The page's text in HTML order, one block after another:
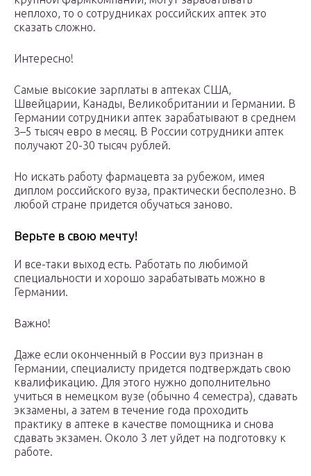
неплохо, то о сотрудниках российских аптек это
сказать сложно.
Интересно!
Самые высокие зарплаты в аптеках США,
Швейцарии, Канады, Великобритании и Германии. В
Германии сотрудники аптек зарабатывают в среднем
3–5 тысяч евро в месяц. В России сотрудники аптек
получают 20-30 тысяч рублей.
Но искать работу фармацевта за рубежом, имея
диплом российского вуза, практически бесполезно. В
любой стране придется обучаться заново.
Верьте в свою мечту!
И все-таки выход есть. Работать по любимой
специальности и хорошо зарабатывать можно в
Германии.
Важно!
Даже если оконченный в России вуз признан в
Германии, специалисту придется подтверждать свою
квалификацию. Для этого нужно дополнительно
учиться в немецком вузе (обычно 4 семестра), сдавать
экзамены, а затем в течение года проходить
практику в аптеке в качестве помощника и снова
сдавать экзамен. Около 3 лет уйдет на подготовку к
работе.